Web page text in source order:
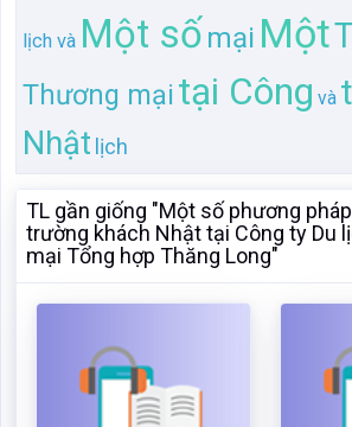
lịch và Một số mại Một
Thương mại tại Công và
Nhật lịch
TL gần giống "Một số phương
trường khách Nhật tại Công ty Du
mại Tổng hợp Thăng Long"